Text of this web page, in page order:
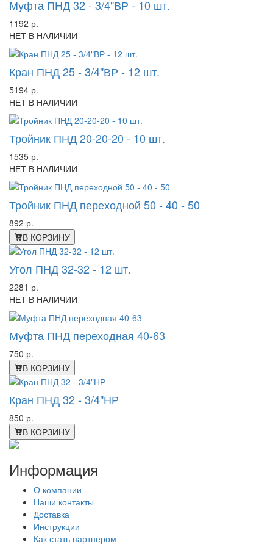
Муфта ПНД 32 - 3/4"ВР - 10 шт.
1192 р.
НЕТ В НАЛИЧИИ
Кран ПНД 25 - 3/4"ВР - 12 шт.
5194 р.
НЕТ В НАЛИЧИИ
Тройник ПНД 20-20-20 - 10 шт.
1535 р.
НЕТ В НАЛИЧИИ
Тройник ПНД переходной 50 - 40 - 50
892 р.
В КОРЗИНУ
Угол ПНД 32-32 - 12 шт.
2281 р.
НЕТ В НАЛИЧИИ
Муфта ПНД переходная 40-63
750 р.
В КОРЗИНУ
Кран ПНД 32 - 3/4"НР
850 р.
В КОРЗИНУ
Информация
О компании
Наши контакты
Доставка
Инструкции
Как стать партнёром